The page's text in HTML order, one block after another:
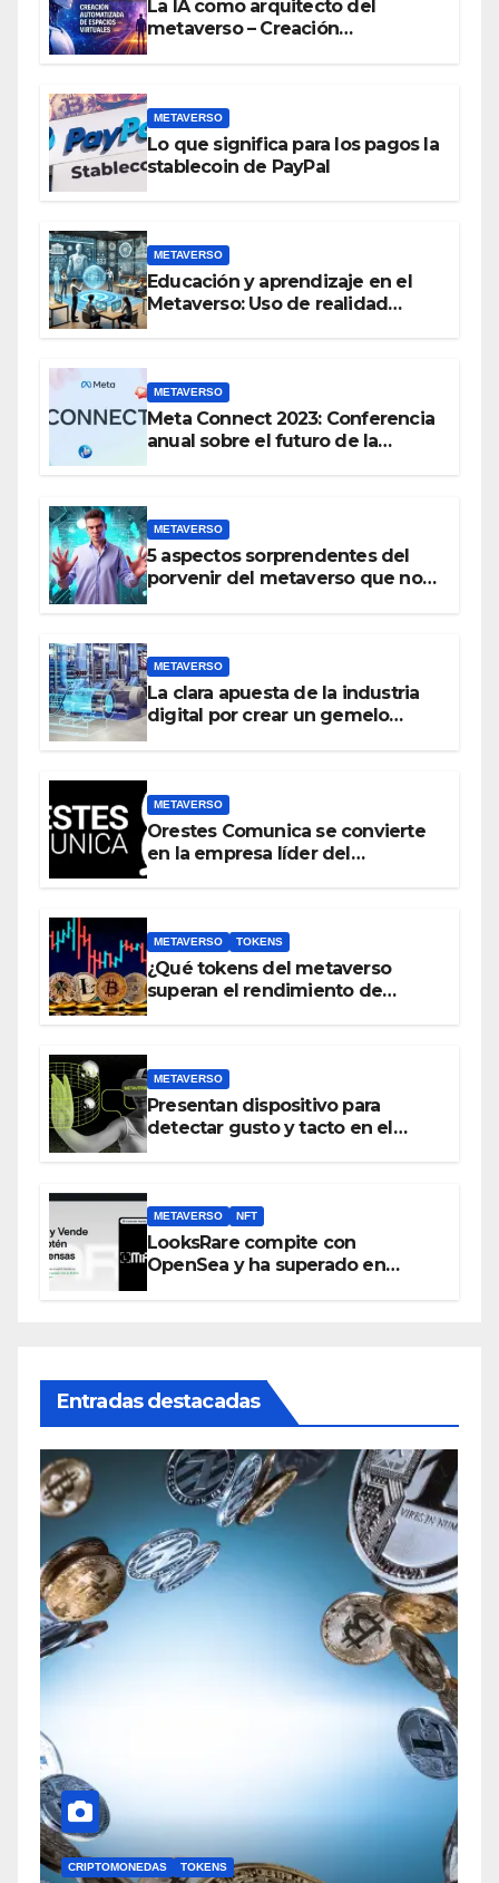
La IA como arquitecto del
metaverso – Creación
METAVERSO
Lo que significa para los pagos la
stablecoin de PayPal
METAVERSO
Educación y aprendizaje en el
Metaverso: Uso de realidad
METAVERSO
Meta Connect 2023: Conferencia
anual sobre el futuro de la
METAVERSO
5 aspectos sorprendentes del
porvenir del metaverso que no
METAVERSO
La clara apuesta de la industria
digital por crear un gemelo
METAVERSO
Orestes Comunica se convierte
en la empresa líder del
METAVERSO TOKENS
¿Qué tokens del metaverso
superan el rendimiento de
METAVERSO
Presentan dispositivo para
detectar gusto y tacto en el
METAVERSO NFT
LooksRare compite con
OpenSea y ha superado en
Entradas destacadas
CRIPTOMONEDAS TOKENS